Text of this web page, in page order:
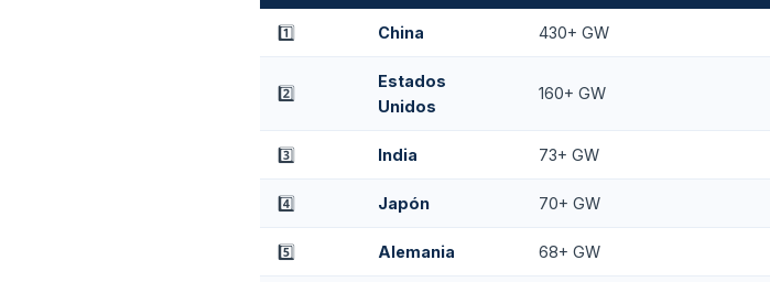
1️⃣ China 430+ GW
2️⃣
Estados
Unidos
160+ GW
3️⃣ India 73+ GW
4️⃣ Japón 70+ GW
5️⃣ Alemania 68+ GW